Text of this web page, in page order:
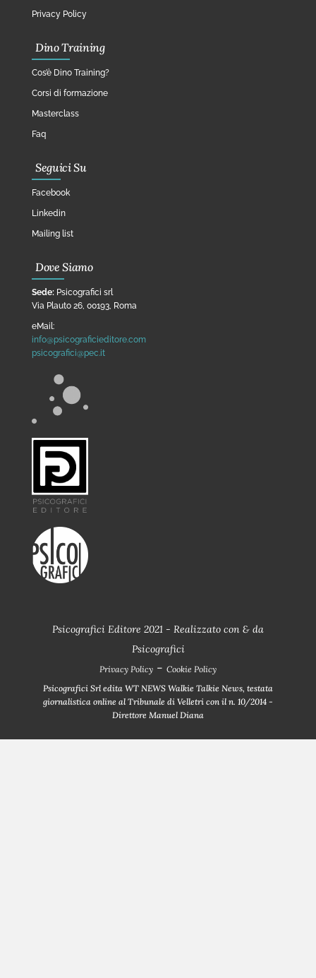
Privacy Policy
Dino Training
Cos’è Dino Training?
Corsi di formazione
Masterclass
Faq
Seguici Su
Facebook
Linkedin
Mailing list
Dove Siamo
Sede: Psicografici srl
Via Plauto 26, 00193, Roma
eMail:
info@psicograficieditore.com
psicografici@pec.it
Psicografici Editore 2021 - Realizzato con & da
Psicografici
Privacy Policy - Cookie Policy
Psicografici Srl edita WT NEWS Walkie Talkie News, testata
giornalistica online al Tribunale di Velletri con il n. 10/2014 -
Direttore Manuel Diana